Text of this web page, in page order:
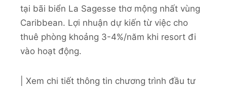
tại bãi biển La Sagesse thơ mộng nhất vùng
Caribbean. Lợi nhuận dự kiến từ việc cho
thuê phòng khoảng 3-4%/năm khi resort đi
vào hoạt động.
| Xem chi tiết thông tin chương trình đầu tư